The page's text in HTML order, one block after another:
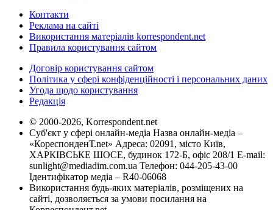
Контакти
Реклама на сайті
Використання матеріалів korrespondent.net
Правила користування сайтом
Договір користування сайтом
Політика у сфері конфіденційності і персональних даних
Угода щодо користування
Редакція
© 2000-2026, Korrespondent.net
Суб'єкт у сфері онлайн-медіа Назва онлайн-медіа –
«КореспонденТ.net» Адреса: 02091, місто Київ,
ХАРКІВСЬКЕ ШОСЕ, будинок 172-Б, офіс 208/1 E-mail:
sunlight@mediadim.com.ua Телефон: 044-205-43-00
Ідентифікатор медіа – R40-06068
Використання будь-яких матеріалів, розміщених на
сайті, дозволяється за умови посилання на